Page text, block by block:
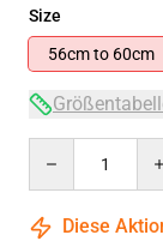
Size
56cm to 60cm
Diese